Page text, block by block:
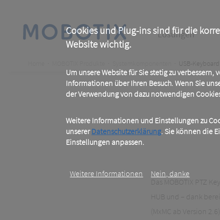
Cookies und Plug-ins sind für die
Website wichtig.
Um unsere Website für Sie stetig zu
Informationen über Ihren Besuch. Wenn Sie
der Verwendung von dazu notwendigen
Weitere Informationen und Einstellungen zu
unsererDatenschutzerklärung. Sie können die
Einstellungen anpassen.
Weitere Informationen Nein, danke
content
Main
Lösungen
Breadcrumb USB-Keyboard
Das MOBOTIX PTZ
HUB und – dank
(MxMC ab Version